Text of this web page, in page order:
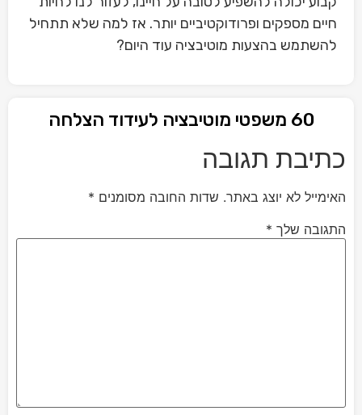
חיים מספקים ופרודוקטיביים יותר. אז למה שלא תתחיל
להשתמש בהצעות מוטיבציה עוד היום?
60 משפטי מוטיבציה לעידוד הצלחה
כתיבת תגובה
האימייל לא יוצג באתר. שדות החובה מסומנים *
התגובה שלך *